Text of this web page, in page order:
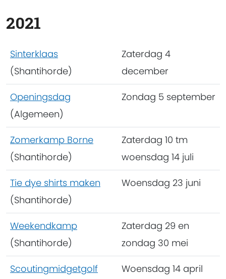
2021
Sinterklaas
(Shantihorde)
Zaterdag 4
december
Openingsdag
(Algemeen)
Zondag 5 september
Zomerkamp Borne
(Shantihorde)
Zaterdag 10 tm
woensdag 14 juli
Tie dye shirts maken
(Shantihorde)
Woensdag 23 juni
Weekendkamp
(Shantihorde)
Zaterdag 29 en
zondag 30 mei
Scoutingmidgetgolf
Woensdag 14 april